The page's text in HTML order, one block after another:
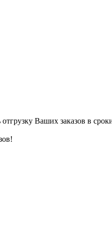
Ваших заказов в